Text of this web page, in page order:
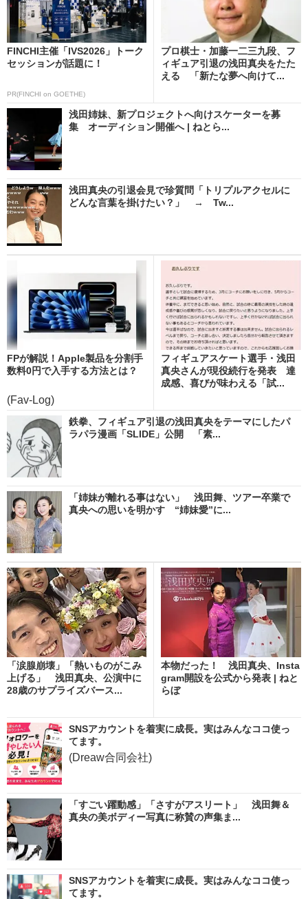
FINCHI主催「IVS2026」トーク
セッションが話題に！
PR(FINCHI on GOETHE)
プロ棋士・加藤一二三九段、フ
ィギュア引退の浅田真央をたた
える 「新たな夢へ向けて...
浅田姉妹、新プロジェクトへ向けスケーターを募
集 オーディション開催へ | ねとら...
浅田真央の引退会見で珍質問「トリプルアクセルに
どんな言葉を掛けたい？」 → Tw...
FPが解説！Apple製品を分割手
数料0円で入手する方法とは？
(Fav-Log)
フィギュアスケート選手・浅田
真央さんが現役続行を発表 達
成感、喜びが味わえる「試...
鉄拳、フィギュア引退の浅田真央をテーマにしたパ
ラパラ漫画「SLIDE」公開 「素...
「姉妹が離れる事はない」 浅田舞、ツアー卒業で
真央への思いを明かす “姉妹愛”に...
「涙腺崩壊」「熱いものがこみ
上げる」 浅田真央、公演中に
28歳のサプライズバース...
本物だった！ 浅田真央、Insta
gram開設を公式から発表 | ねと
らぼ
SNSアカウントを着実に成長。実はみんなココ使っ
てます。
(Dreaw合同会社)
「すごい躍動感」「さすがアスリート」 浅田舞＆
真央の美ボディー写真に称賛の声集ま...
SNSアカウントを着実に成長。実はみんなココ使っ
てます。